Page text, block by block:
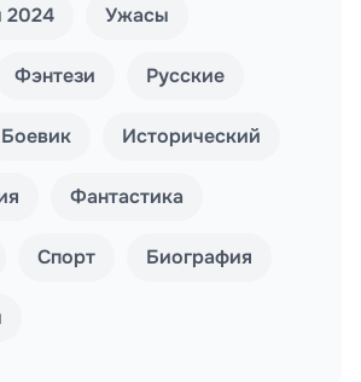
2024 Ужасы
Фэнтези Русские
Боевик Исторический
Фантастика
Спорт Биография